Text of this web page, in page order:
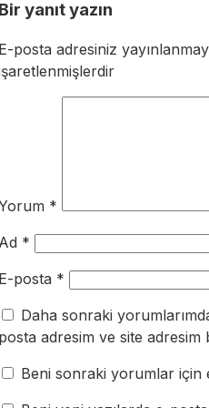
yanıt yazın
posta adresiniz
*
*
posta *
Daha sonraki
adresim ve site adresim
Beni sonraki yorumlar için